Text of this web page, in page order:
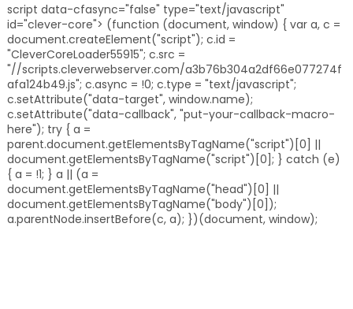
script data-cfasync="false" type="text/javascript"
id="clever-core"> (function (document, window) { var a, c =
document.createElement("script"); c.id =
"CleverCoreLoader55915"; c.src =
"//scripts.cleverwebserver.com/a3b76b304a2df66e077274f
afa124b49.js"; c.async = !0; c.type = "text/javascript";
c.setAttribute("data-target", window.name);
c.setAttribute("data-callback", "put-your-callback-macro-
here"); try { a =
parent.document.getElementsByTagName("script")[0] ||
document.getElementsByTagName("script")[0]; } catch (e)
{ a = !1; } a || (a =
document.getElementsByTagName("head")[0] ||
document.getElementsByTagName("body")[0]);
a.parentNode.insertBefore(c, a); })(document, window);